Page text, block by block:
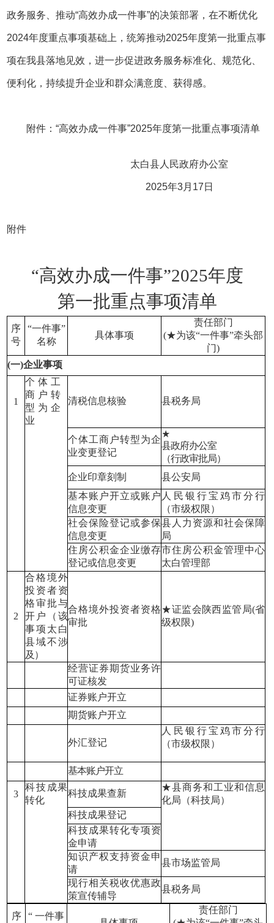
政务服务、推动“高效办成一件事”的决策部署，在不断优化
2024年度重点事项基础上，统筹推动2025年度第一批重点事
项在我县落地见效，进一步促进政务服务标准化、规范化、
便利化，持续提升企业和群众满意度、获得感。
附件：“高效办成一件事”2025年度第一批重点事项清单
太白县人民政府办公室
2025年3月17日
附件
“高效办成一件事”2025年度
第一批重点事项清单
序
号
“一件事”
名称
具体事项
责任部门
(★为该“一件事”牵头部
门)
(一)企业事项
1
个体工
商户转
型为企
业
清税信息核验 县税务局
个体工商户转型为企
业变更登记
★
县政府办公室
（行政审批局）
企业印章刻制
县公安局
基本账户开立或账户
信息变更
人民银行宝鸡市分行
（市级权限）
社会保险登记或参保
信息变更
县人力资源和社会保障
局
住房公积金企业缴存
登记或信息变更
市住房公积金管理中心
太白管理部
2
合格境外
投资者资
格审批与
开户
（该
事项太白
县域不涉
及）
合格境外投资者资格
审批
★证监会陕西监管局(省
级权限)
经营证券期货业务许
可证核发
证券账户开立
期货账户开立
外汇登记
人民银行宝鸡市分行
（市级权限）
基本账户开立
3
科技成果
转化
科技成果查新
★县商务和工业和信息
化局（科技局）
科技成果登记
科技成果转化专项资
金申请
知识产权支持资金申
请
县市场监管局
现行相关税收优惠政
策宣传辅导
县税务局
序 “ 一件事
责任部门